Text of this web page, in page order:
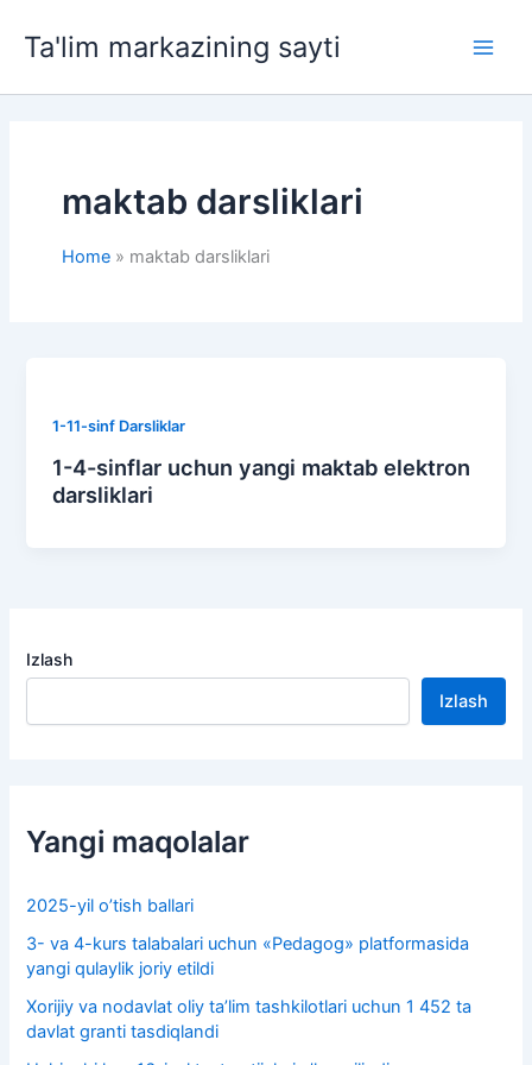
Ta'lim markazining sayti
maktab darsliklari
Home maktab darsliklari
1-11-sinf Darsliklar
1-4-sinflar uchun yangi maktab elektron
darsliklari
Izlash
Izlash
Yangi maqolalar
2025-yil o’tish ballari
3- va 4-kurs talabalari uchun «Pedagog» platformasida
yangi qulaylik joriy etildi
Xorijiy va nodavlat oliy taʼlim tashkilotlari uchun 1 452 ta
davlat granti tasdiqlandi